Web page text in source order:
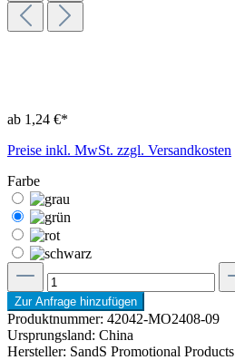
ab 1,24 €*
Preise inkl. MwSt. zzgl. Versandkosten
Farbe
Zur Anfrage hinzufügen
Produktnummer: 42042-MO2408-09
Ursprungsland: China
Hersteller: SandS Promotional Products